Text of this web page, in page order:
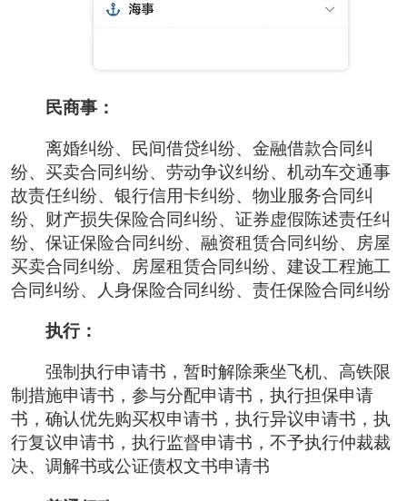
民商事：
离婚纠纷、民间借贷纠纷、金融借款合同纠
纷、买卖合同纠纷、劳动争议纠纷、机动车交通事
故责任纠纷、银行信用卡纠纷、物业服务合同纠
纷、财产损失保险合同纠纷、证券虚假陈述责任纠
纷、保证保险合同纠纷、融资租赁合同纠纷、房屋
买卖合同纠纷、房屋租赁合同纠纷、建设工程施工
合同纠纷、人身保险合同纠纷、责任保险合同纠纷
执行：
强制执行申请书，暂时解除乘坐飞机、高铁限
制措施申请书，参与分配申请书，执行担保申请
书，确认优先购买权申请书，执行异议申请书，执
行复议申请书，执行监督申请书，不予执行仲裁裁
决、调解书或公证债权文书申请书